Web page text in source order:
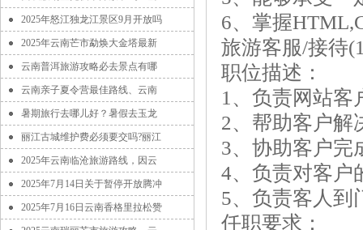
2025年怒江独龙江景区9月开放吗
2025年云南芒市勐焕大金塔最新
云南普洱旅游攻略必去景点有哪
云南亲子夏令营最佳路线、云南
暑期旅行去哪儿好？暑假去玉龙
丽江古城维护费必须要交吗?丽江
2025年云南临沧旅游路线，因云
2025年7月14日关于暂停开放腾冲
2025年7月16日云南香格里拉松赞
6、掌握
旅游客服/接待
职位描述：
1、负责网站客
2、帮助客户解
3、协助客户完
4、负责对客户
5、负责客人到
任职要求：